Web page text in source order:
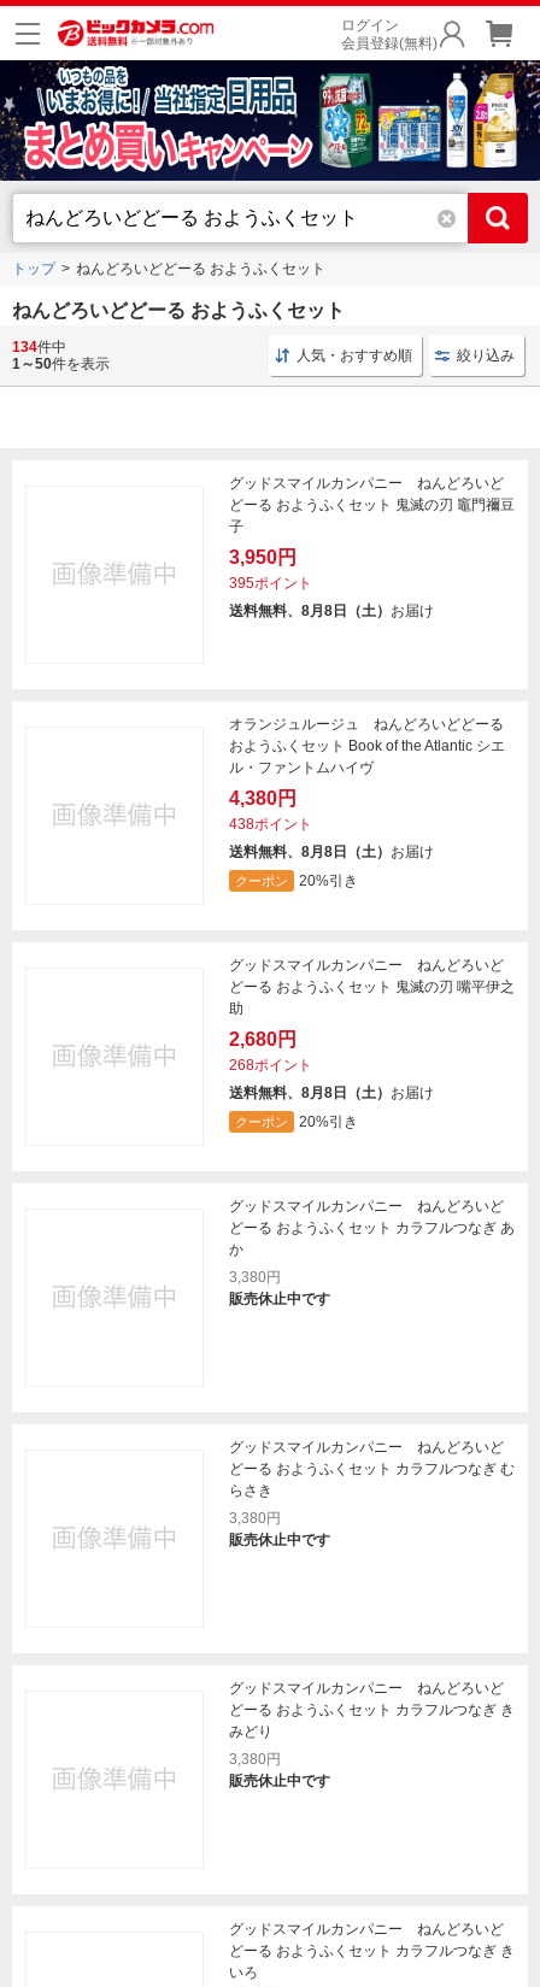
ログイン
会員登録(無料)
トップ ねんどろいどどーる おようふくセット
ねんどろいどどーる おようふくセット
フィギュア ねんど おようふくセット 靴裏マグネット付
134件中
1～50件を表示 人気・おすすめ順 絞り込み
グッドスマイルカンパニー ねんどろいど
どーる おようふくセット 鬼滅の刃 竈門禰豆
子
3,950円
395ポイント
送料無料、8月8日（土） お届け
オランジュルージュ ねんどろいどどーる
おようふくセット Book of the Atlantic シエ
ル・ファントムハイヴ
4,380円
438ポイント
送料無料、8月8日（土） お届け
クーポン 20%引き
グッドスマイルカンパニー ねんどろいど
どーる おようふくセット 鬼滅の刃 嘴平伊之
助
2,680円
268ポイント
送料無料、8月8日（土） お届け
クーポン 20%引き
グッドスマイルカンパニー ねんどろいど
どーる おようふくセット カラフルつなぎ あ
か
3,380円
販売休止中です
グッドスマイルカンパニー ねんどろいど
どーる おようふくセット カラフルつなぎ む
らさき
3,380円
販売休止中です
グッドスマイルカンパニー ねんどろいど
どーる おようふくセット カラフルつなぎ き
みどり
3,380円
販売休止中です
グッドスマイルカンパニー ねんどろいど
どーる おようふくセット カラフルつなぎ き
いろ